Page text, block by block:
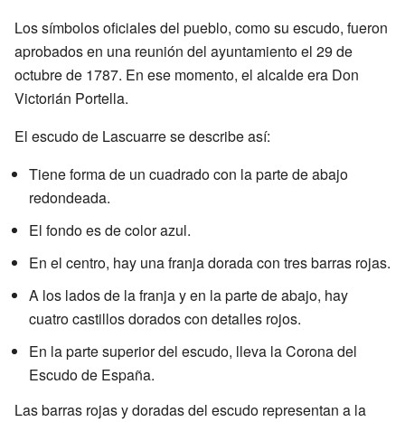
Los símbolos oficiales del pueblo, como su escudo, fueron
aprobados en una reunión del ayuntamiento el 29 de
octubre de 1787. En ese momento, el alcalde era Don
Victorián Portella.
El escudo de Lascuarre se describe así:
Tiene forma de un cuadrado con la parte de abajo
redondeada.
El fondo es de color azul.
En el centro, hay una franja dorada con tres barras rojas.
A los lados de la franja y en la parte de abajo, hay
cuatro castillos dorados con detalles rojos.
En la parte superior del escudo, lleva la Corona del
Escudo de España.
Las barras rojas y doradas del escudo representan a la